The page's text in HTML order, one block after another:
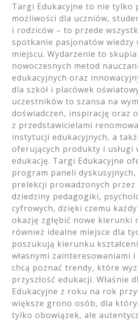
Targi Edukacyjne to nie tylko
możliwości dla uczniów,
i rodziców – to przede
spotkanie pasjonatów wiedzy
miejscu. Wydarzenie to
nowoczesnych metod
edukacyjnych oraz
dla szkół i placówek
uczestników to szansa na
doświadczeń, inspirację oraz
z przedstawicielami
instytucji edukacyjnych, a
oferujących produkty i usługi
edukację. Targi Edukacyjne
program paneli
prelekcji prowadzonych
dziedziny pedagogiki,
cyfrowych, dzięki czemu
okazję zgłębić nowe kierunki
również idealne miejsce dla
poszukują kierunku
własnymi zainteresowaniami
chcą poznać trendy, które
przyszłość edukacji. Właśnie
Edukacyjne z roku na rok
większe grono osób, dla
tylko obowiązek, ale